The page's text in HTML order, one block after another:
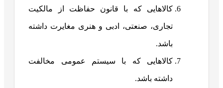
کالاهایی که با قانون حفاظت از مالکیت
تجاری، صنعتی، ادبی و هنری مغایرت داشته
باشد.
کالاهایی که با سیستم عمومی مخالفت
داشته باشد.